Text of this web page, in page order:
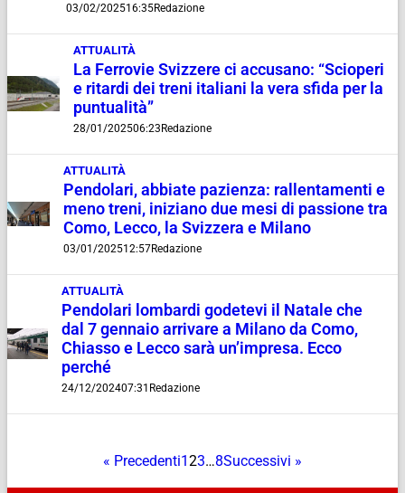
03/02/202516:35Redazione
ATTUALITÀ
La Ferrovie Svizzere ci accusano: “Scioperi
e ritardi dei treni italiani la vera sfida per la
puntualità”
28/01/202506:23Redazione
ATTUALITÀ
Pendolari, abbiate pazienza: rallentamenti e
meno treni, iniziano due mesi di passione tra
Como, Lecco, la Svizzera e Milano
03/01/202512:57Redazione
ATTUALITÀ
Pendolari lombardi godetevi il Natale che
dal 7 gennaio arrivare a Milano da Como,
Chiasso e Lecco sarà un’impresa. Ecco
perché
24/12/202407:31 Redazione
« Precedenti123…8Successivi »